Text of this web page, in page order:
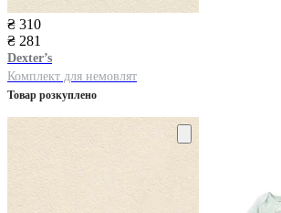
₴ 310
₴ 281
Dexter’s
Комплект для немовлят
Товар розкуплено